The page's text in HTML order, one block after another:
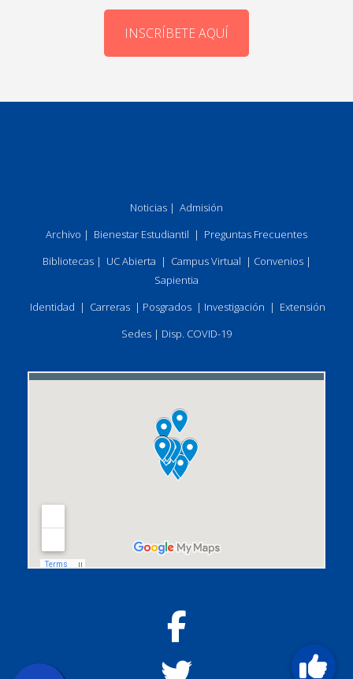
INSCRÍBETE AQUÍ
Noticias | Admisión
Archivo | Bienestar Estudiantil | Preguntas Frecuentes
Bibliotecas| UC Abierta | Campus Virtual | Convenios|
Sapientia
Identidad | Carreras | Posgrados | Investigación | Extensión
Sedes | Disp. COVID-19